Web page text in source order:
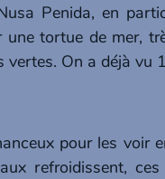
Penida, en
tortue de mer,
On a déjà vu
pour les voir
refroidissent,